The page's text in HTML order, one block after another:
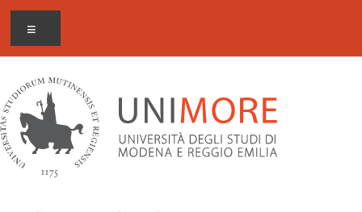
Salta
contenuto
Associazione
Professori
Emeriti
Unimore